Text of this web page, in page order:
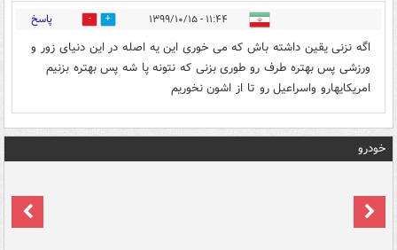
۱۱:۴۴ - ۱۳۹۹/۱۰/۱۵ 0 پاسخ
اگه نزنی یقین داشته باش که می خوری این یه اصله در این دنیای زور و
ورزشی پس بهتره طرف رو طوری بزنی که نتونه پا شه پس بهتره بزنیم
امریکایهارو واسراعیل رو تا از اشون نخوریم
خودرو